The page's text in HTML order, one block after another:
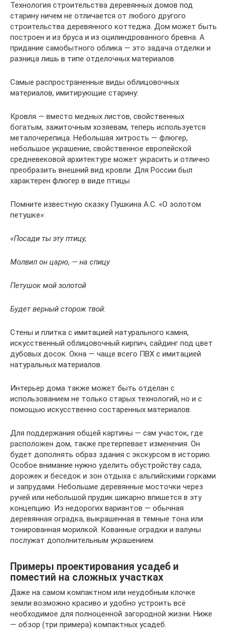
Технология строительства деревянных домов под
старину ничем не отличается от любого другого
строительства деревянного коттеджа. Дом может быть
построен и из бруса и из оцилиндрованного бревна. А
придание самобытного облика — это задача отделки и
разница лишь в типе отделочных материалов.
Самые распространенные виды облицовочных
материалов, имитирующие старину:
Кровля — вместо медных листов, свойственных
богатым, зажиточным хозяевам, теперь используется
металочерепица. Небольшая хитрость — флюгер,
небольшое украшение, свойственное европейской
средневековой архитектуре может украсить и отлично
преобразить внешний вид кровли. Для России был
характерен флюгер в виде птицы
Помните известную сказку Пушкина А.С. «О золотом
петушке»:
«Посади ты эту птицу,
Молвил он царю, — на спицу
Петушок мой золотой
Будет верный сторож твой:
Стены и плитка с имитацией натурального камня,
искусственный облицовочный кирпич, сайдинг под цвет
дубовых досок. Окна — чаще всего ПВХ с имитацией
натуральных материалов.
Интерьер дома также может быть отделан с
использованием не только старых технологий, но и с
помощью искусственно состаренных материалов.
Для поддержания общей картины — сам участок, где
расположен дом, также претерпевает изменения. Он
будет дополнять образ здания с экскурсом в историю.
Особое внимание нужно уделить обустройству сада,
дорожек и беседок и зон отдыха с альпийскими горками
и запрудами. Небольшие деревянные мосточки через
ручей или небольшой прудик шикарно впишется в эту
концепцию. Из недорогих вариантов — обычная
деревянная оградка, выкрашенная в темные тона или
тонированная морилкой. Кованные оградки и валуны
послужат дополнительным украшением.
Примеры проектирования усадеб и
поместий на сложных участках
Даже на самом компактном или неудобным клочке
земли возможно красиво и удобно устроить всё
необходимое для полноценной загородной жизни. Ниже
— обзор (три примера) компактных усадеб.